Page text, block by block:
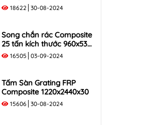
3518622 30-08-2024
Song chắn rác Composite
25 tấn kích thước 960x530
tải trọng 250KN
16505 03-09-2024
Tấm Sàn Grating FRP
Composite 1220x2440x30
15606 30-08-2024